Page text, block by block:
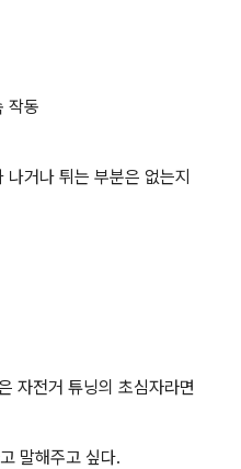
작동
거나 튀는 부분은 없는지
자전거 튜닝의 초심자라면
말해주고 싶다.